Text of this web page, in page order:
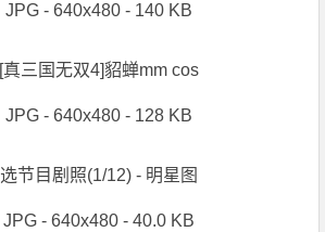
JPG - 640x480 - 140 KB
[真三国无双4]貂蝉mm cos
JPG - 640x480 - 128 KB
选节目剧照(1/12) - 明星图
JPG - 640x480 - 40.0 KB